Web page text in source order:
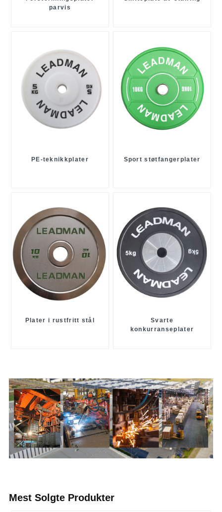
parvis
PE-teknikkplater Sport støtfangerplater
Plater i rustfritt stål
Svarte
konkurranseplater
Mest Solgte Produkter